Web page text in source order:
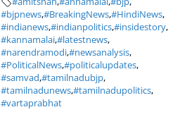
#bjpnews,#BreakingNews,#HindiNews,
#indianews,#indianpolitics,#insidestory,
#kannamalai,#latestnews,
#narendramodi,#newsanalysis,
#PoliticalNews,#politicalupdates,
#samvad,#tamilnadubjp,
#tamilnadunews,#tamilnadupolitics,
#vartaprabhat